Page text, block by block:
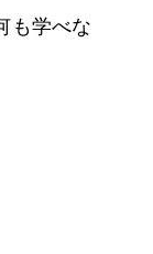
も学べな